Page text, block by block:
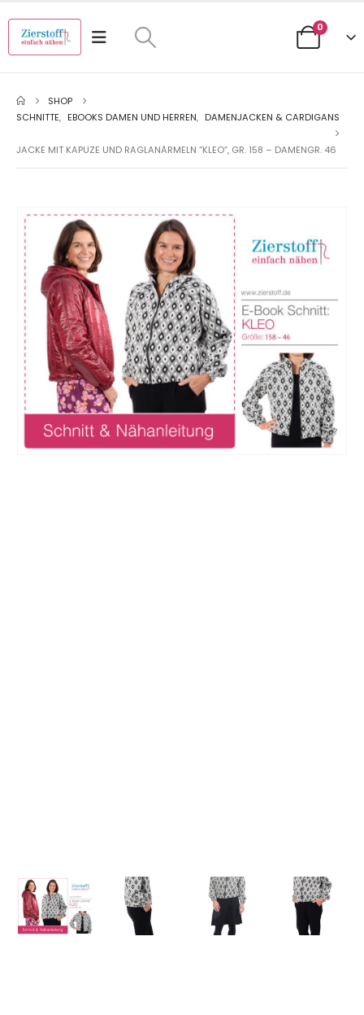
0
SHOP
SCHNITTE, EBOOKS DAMEN UND HERREN, DAMENJACKEN & CARDIGANS
JACKE MIT KAPUZE UND RAGLANÄRMELN “KLEO”, GR. 158 – DAMENGR. 46